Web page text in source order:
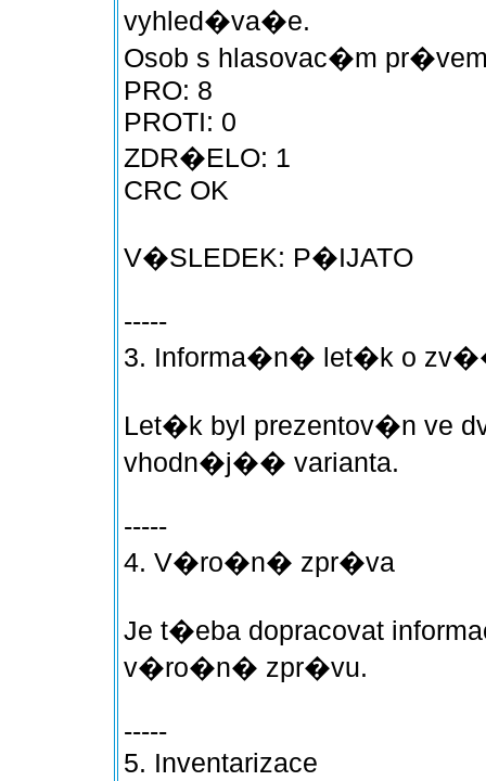
vyhled�va�e.
Osob s hlasovac�m
PRO: 8
PROTI: 0
ZDR�ELO: 1
CRC OK
V�SLEDEK: P�IJATO
-----
3. Informa�n� let�k o
Let�k byl prezentov�n ve
vhodn�j�� varianta.
-----
4. V�ro�n� zpr�va
Je t�eba dopracovat
v�ro�n� zpr�vu.
-----
5. Inventarizace